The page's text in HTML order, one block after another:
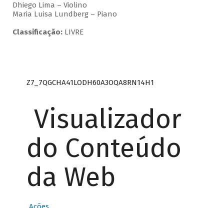
Dhiego Lima – Violino
Maria Luisa Lundberg – Piano
Classificação:LIVRE
Z7_7QGCHA41LODH60A3OQA8RN14H1
Visualizador
do Conteúdo
da Web